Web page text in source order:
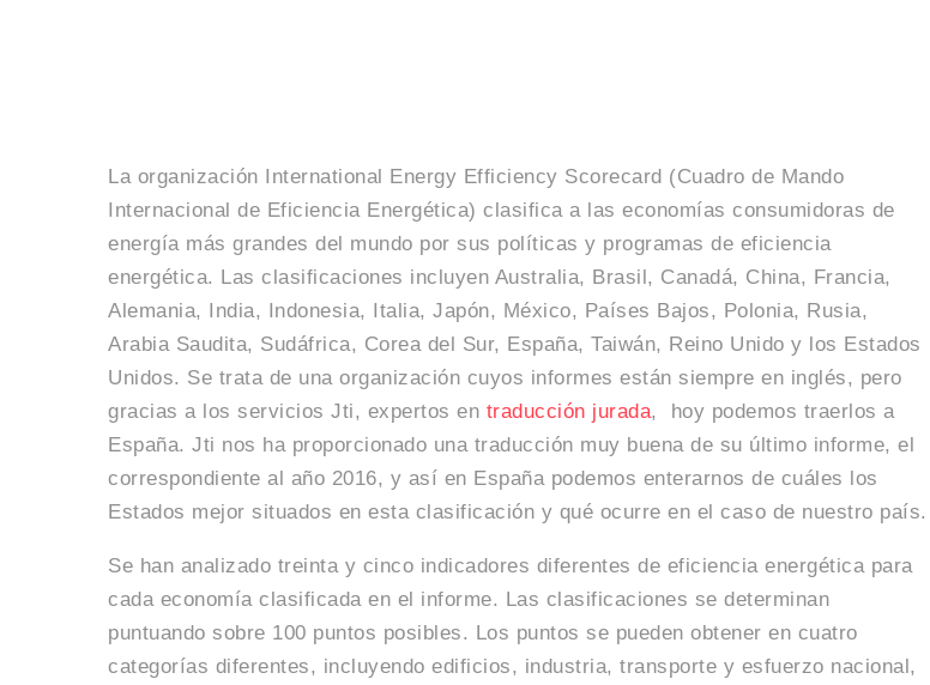
La organización International Energy Efficiency Scorecard (Cuadro de Mando
Internacional de Eficiencia Energética) clasifica a las economías consumidoras de
energía más grandes del mundo por sus políticas y programas de eficiencia
energética. Las clasificaciones incluyen Australia, Brasil, Canadá, China, Francia,
Alemania, India, Indonesia, Italia, Japón, México, Países Bajos, Polonia, Rusia,
Arabia Saudita, Sudáfrica, Corea del Sur, España, Taiwán, Reino Unido y los Estados
Unidos. Se trata de una organización cuyos informes están siempre en inglés, pero
gracias a los servicios Jti, expertos en traducción jurada, hoy podemos traerlos a
España. Jti nos ha proporcionado una traducción muy buena de su último informe, el
correspondiente al año 2016, y así en España podemos enterarnos de cuáles los
Estados mejor situados en esta clasificación y qué ocurre en el caso de nuestro país.
Se han analizado treinta y cinco indicadores diferentes de eficiencia energética para
cada economía clasificada en el informe. Las clasificaciones se determinan
puntuando sobre 100 puntos posibles. Los puntos se pueden obtener en cuatro
categorías diferentes, incluyendo edificios, industria, transporte y esfuerzo nacional,